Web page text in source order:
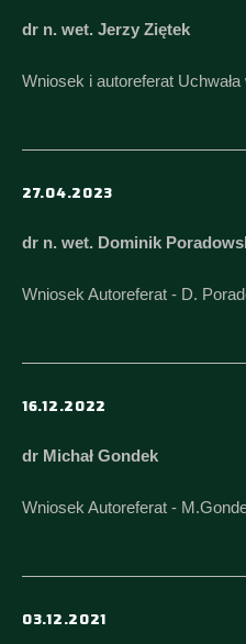
dr n. wet. Jerzy Ziętek
Wniosek i autoreferat Uchwała
27.04.2023
dr n. wet. Dominik
Wniosek Autoreferat - D.
16.12.2022
dr Michał Gondek
Wniosek Autoreferat -
03.12.2021